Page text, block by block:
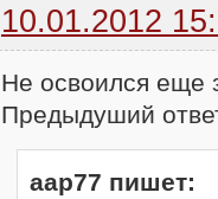
10.01.2012
Не освоился еще
Предыдуший
aap77 пишет: